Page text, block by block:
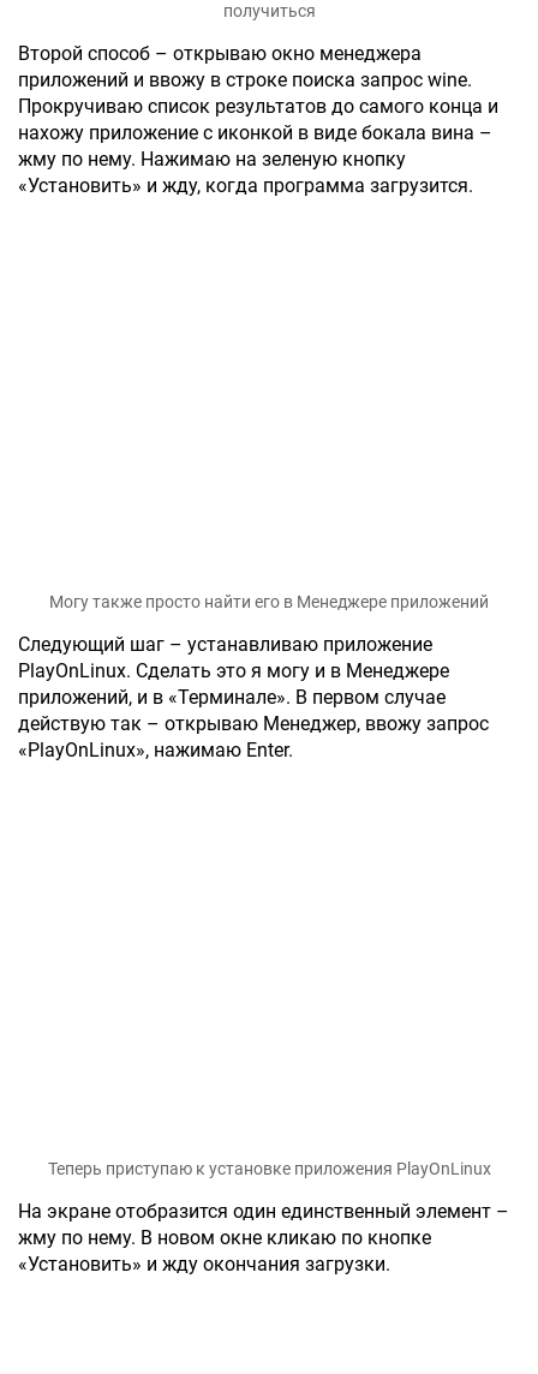
получиться
Второй способ – открываю окно менеджера
приложений и ввожу в строке поиска запрос wine.
Прокручиваю список результатов до самого конца и
нахожу приложение с иконкой в виде бокала вина –
жму по нему. Нажимаю на зеленую кнопку
«Установить» и жду, когда программа загрузится.
Могу также просто найти его в Менеджере приложений
Следующий шаг – устанавливаю приложение
PlayOnLinux. Сделать это я могу и в Менеджере
приложений, и в «Терминале». В первом случае
действую так – открываю Менеджер, ввожу запрос
«PlayOnLinux», нажимаю Enter.
Теперь приступаю к установке приложения PlayOnLinux
На экране отобразится один единственный элемент –
жму по нему. В новом окне кликаю по кнопке
«Установить» и жду окончания загрузки.